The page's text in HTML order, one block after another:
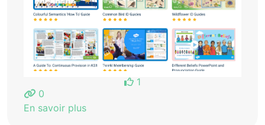
1
0
En savoir plus